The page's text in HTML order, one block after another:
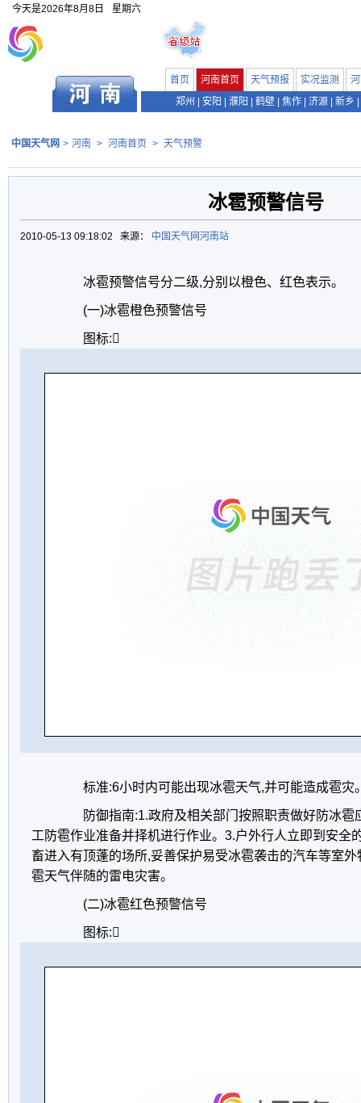
今天是2026年8月8日 星期六
首页 河南首页 天气预报 实况监测
郑州
安阳 濮阳 鹤壁 焦作 济源 新乡
中国天气网 > 河南 > 河南首页 > 天气预警
冰雹预警信号
2010-05-13 09:18:02 来源： 中国天气网河南站
冰雹预警信号分二级,分别以橙色、红色表示。
(一)冰雹橙色预警信号
图标:
标准:6小时内可能出现冰雹天气,并可能造成雹灾
防御指南:1.政府及相关部门按照职责做好防冰雹
工防雹作业准备并择机进行作业。3.户外行人立即到安全
畜进入有顶蓬的场所,妥善保护易受冰雹袭击的汽车等室
雹天气伴随的雷电灾害。
(二)冰雹红色预警信号
图标: